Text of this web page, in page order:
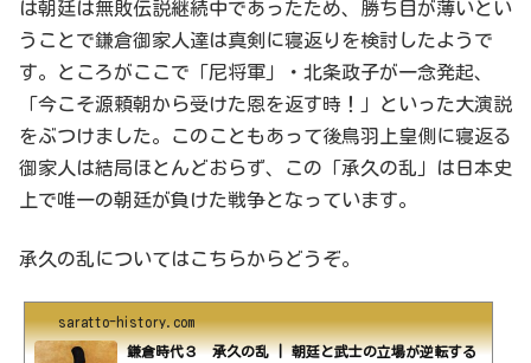
は朝廷は無敗伝説継続中であったため、勝ち目が薄いとい
うことで鎌倉御家人達は真剣に寝返りを検討したようで
す。ところがここで「尼将軍」・北条政子が一念発起、
「今こそ源頼朝から受けた恩を返す時！」といった大演説
をぶつけました。このこともあって後鳥羽上皇側に寝返る
御家人は結局ほとんどおらず、この「承久の乱」は日本史
上で唯一の朝廷が負けた戦争となっています。
承久の乱についてはこちらからどうぞ。
saratto-history.com
鎌倉時代３ 承久の乱 | 朝廷と武士の立場が逆転する